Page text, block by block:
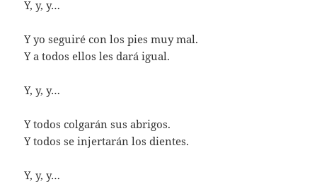
Y, y, y…
Y yo seguiré con los pies muy mal.
Y a todos ellos les dará igual.
Y, y, y…
Y todos colgarán sus abrigos.
Y todos se injertarán los dientes.
Y, y, y…